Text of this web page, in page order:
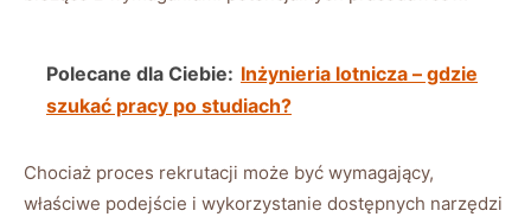
Polecane dla Ciebie: Inżynieria lotnicza – gdzie
szukać pracy po studiach?
Chociaż proces rekrutacji może być wymagający,
właściwe podejście i wykorzystanie dostępnych narzędzi